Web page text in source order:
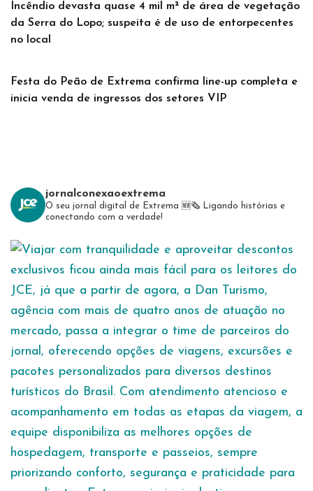
Incêndio devasta quase 4 mil m² de área de vegetação
da Serra do Lopo; suspeita é de uso de entorpecentes
no local
Festa do Peão de Extrema confirma line-up completa e
inicia venda de ingressos dos setores VIP
jornalconexaoextrema
O seu jornal digital de Extrema 🆕️🗞 Ligando histórias e
conectando com a verdade!